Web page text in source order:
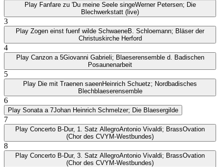
Play Fanfare zu 'Du meine Seele singeWerner Petersen; Die
Blechwerkstatt (live)
3
Play Zogen einst fuenf wilde SchwaeneB. Schloemann; Bläser der
Christuskirche Herford
4
Play Canzon a 5Giovanni Gabrieli; Blaeserensemble d. Badischen
Posaunenarbeit
5
Play Die mit Traenen saeenHeinrich Schuetz; Nordbadisches
Blechblaeserensemble
6
Play Sonata a 7Johan Heinrich Schmelzer; Die Blaesergilde
7
Play Concerto B-Dur, 1. Satz AllegroAntonio Vivaldi; BrassOvation
(Chor des CVYM-Westbundes)
8
Play Concerto B-Dur, 3. Satz AllegroAntonio Vivaldi; BrassOvation
(Chor des CVYM-Westbundes)